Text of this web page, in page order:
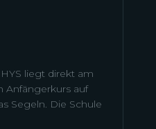
liegt direkt am
Anfängerkurs auf
Segeln. Die Schule